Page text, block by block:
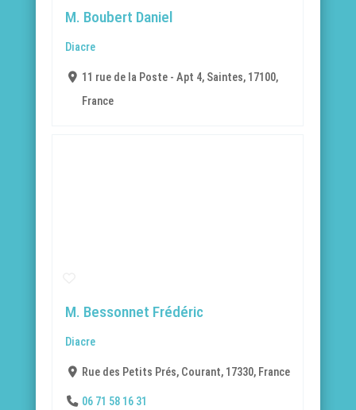
M. Boubert Daniel
Diacre
11 rue de la Poste - Apt 4, Saintes, 17100,
France
M. Bessonnet Frédéric
Diacre
Rue des Petits Prés, Courant, 17330, France
06 71 58 16 31